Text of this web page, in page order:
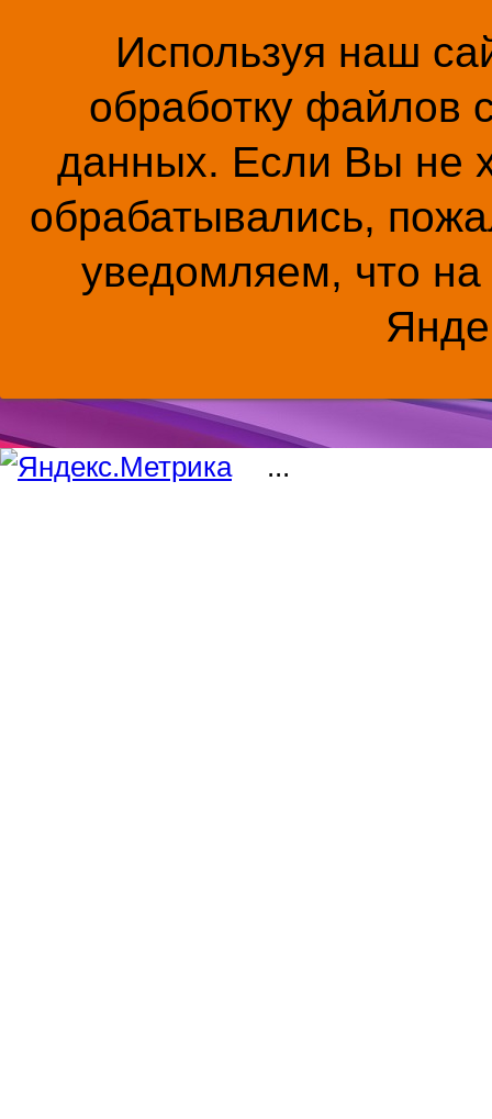
Используя наш
обработку файлов
данных. Если Вы не
обрабатывались,
уведомляем, что на
...